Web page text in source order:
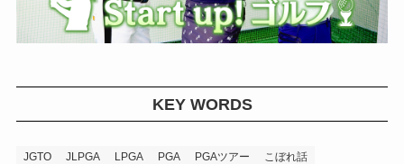
KEY WORDS
JGTO JLPGA LPGA PGA PGAツアー
こぼれ話